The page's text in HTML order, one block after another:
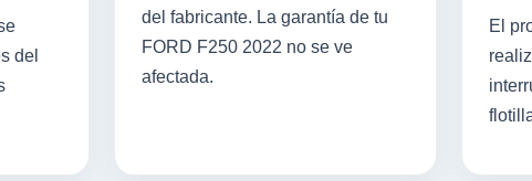
del
del fabricante. La garantía de tu
FORD F250 2022 no se ve
afectada.
El